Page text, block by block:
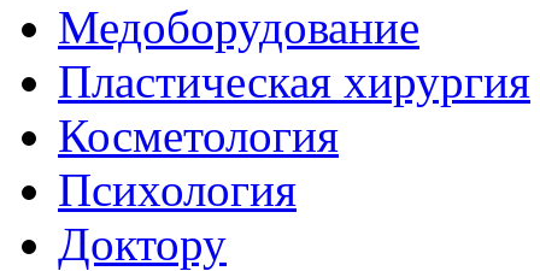
Медоборудование
Пластическая хирургия
Косметология
Психология
Доктору